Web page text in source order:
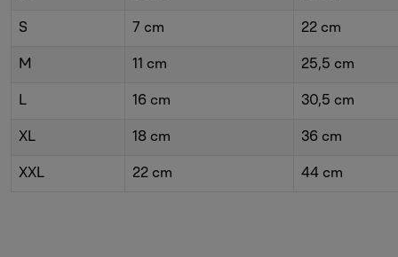
S 7 cm 22 cm
M 11 cm 25,5 cm
L 16 cm 30,5 cm
XL 18 cm 36 cm
XXL 22 cm 44 cm